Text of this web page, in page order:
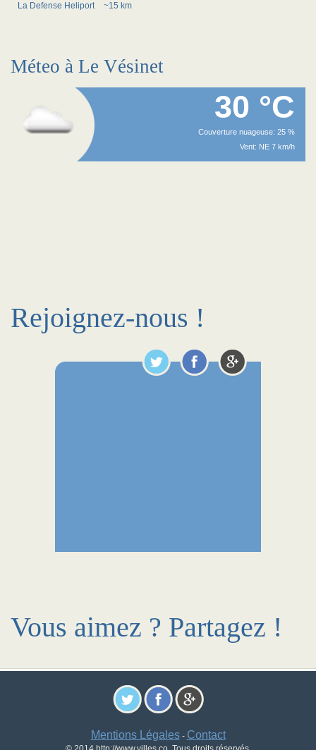
La Defense Heliport
~15 km
Méteo à Le Vésinet
30 °C
Couverture nuageuse: 25 %
Vent: NE 7 km/h
Rejoignez-nous !
Vous aimez ? Partagez !
Mentions Légales- Contact